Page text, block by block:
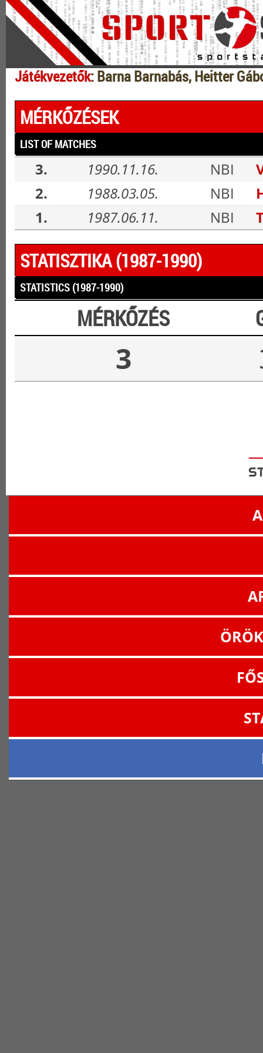
Játékvezetők: Barna Barnabás, Heitter
MÉRKŐZÉSEK
LIST OF MATCHES
3. 1990.11.16. NBI
2.
1988.03.05. NBI
1.
1987.06.11. NBI
STATISZTIKA (1987-1990)
STATISTICS (1987-1990)
MÉRKŐZÉS
3